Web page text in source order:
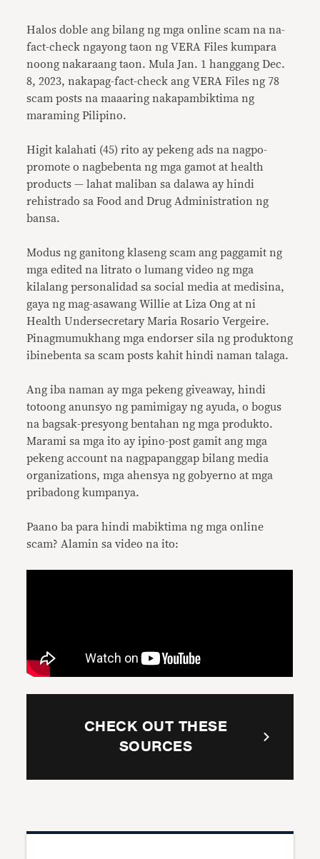
Halos doble ang bilang ng mga online scam na na-
fact-check ngayong taon ng VERA Files kumpara
noong nakaraang taon. Mula Jan. 1 hanggang Dec.
8, 2023, nakapag-fact-check ang VERA Files ng 78
scam posts na maaaring nakapambiktima ng
maraming Pilipino.
Higit kalahati (45) rito ay pekeng ads na nagpo-
promote o nagbebenta ng mga gamot at health
products — lahat maliban sa dalawa ay hindi
rehistrado sa Food and Drug Administration ng
bansa.
Modus ng ganitong klaseng scam ang paggamit ng
mga edited na litrato o lumang video ng mga
kilalang personalidad sa social media at medisina,
gaya ng mag-asawang Willie at Liza Ong at ni
Health Undersecretary Maria Rosario Vergeire.
Pinagmumukhang mga endorser sila ng produktong
ibinebenta sa scam posts kahit hindi naman talaga.
Ang iba naman ay mga pekeng giveaway, hindi
totoong anunsyo ng pamimigay ng ayuda, o bogus
na bagsak-presyong bentahan ng mga produkto.
Marami sa mga ito ay ipino-post gamit ang mga
pekeng account na nagpapanggap bilang media
organizations, mga ahensya ng gobyerno at mga
pribadong kumpanya.
Paano ba para hindi mabiktima ng mga online
scam? Alamin sa video na ito:
CHECK OUT THESE
SOURCES